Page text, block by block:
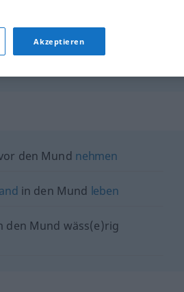
den Mund nehmen
in den Mund leben
den Mund wäss(e)rig
Akzeptieren